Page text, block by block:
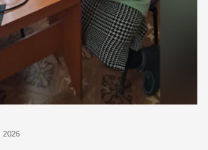
2026